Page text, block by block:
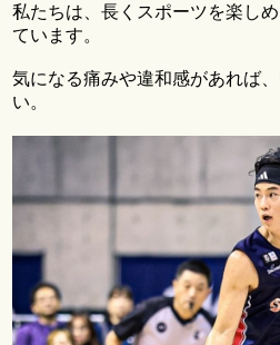
私たちは、長くスポーツを楽し
ています。
気になる痛みや違和感があれば
い。